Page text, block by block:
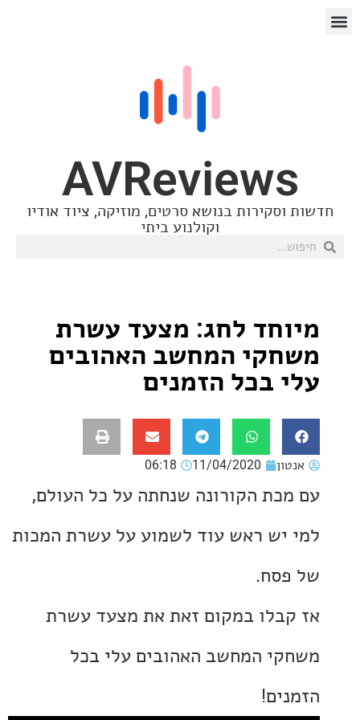
בנושא סרטים, מוזיקה, ציוד אודיו
וקולנוע ביתי
לחג: מצעד עשרת
המחשב האהובים
בכל הזמנים
11/04/2020
06:18
הקורונה שנחתה על כל העולם,
ראש עוד לשמוע על עשרת המכות
במקום זאת את מצעד עשרת
המחשב האהובים עלי בכל